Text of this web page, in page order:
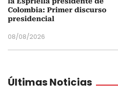
Colombia: Primer discurso
presidencial
08/08/2026
Últimas Noticias